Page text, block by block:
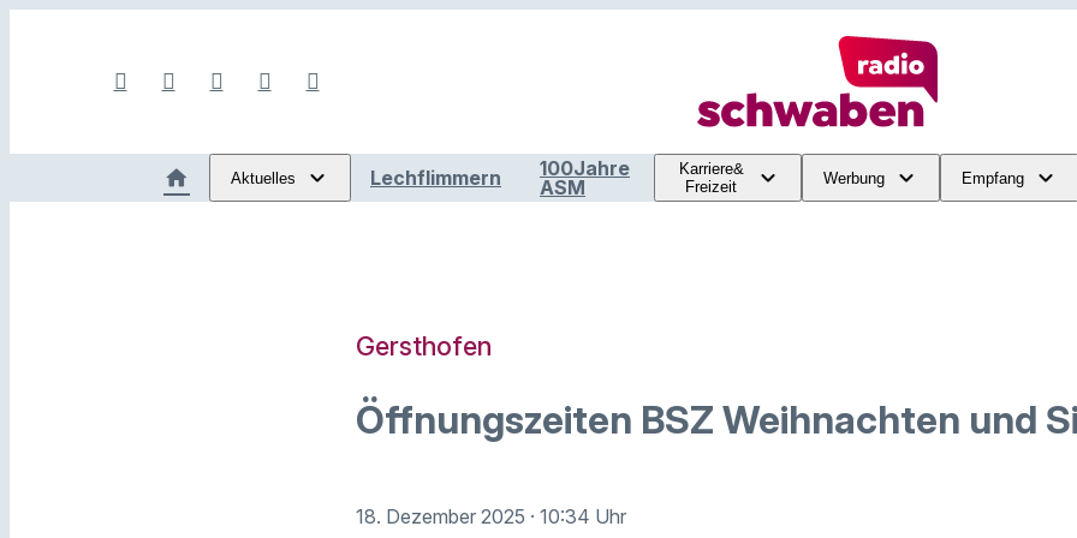
Aktuelles Lechflimmern
100Jahre
ASM
Karriere&
Freizeit
Werbung Empfang
Gersthofen
Öffnungszeiten BSZ Weihnachten und
18. Dezember 2025 · 10:34 Uhr